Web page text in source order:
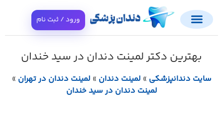
ورود / ثبت نام
بهترین دکتر لمینت دندان در سید خندان
سایت دندانپزشکی»لمینت دندان»لمینت دندان در تهران»
لمینت دندان در سید خندان